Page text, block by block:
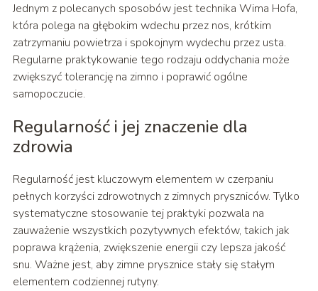
Jednym z polecanych sposobów jest technika Wima Hofa,
która polega na głębokim wdechu przez nos, krótkim
zatrzymaniu powietrza i spokojnym wydechu przez usta.
Regularne praktykowanie tego rodzaju oddychania może
zwiększyć tolerancję na zimno i poprawić ogólne
samopoczucie.
Regularność i jej znaczenie dla
zdrowia
Regularność jest kluczowym elementem w czerpaniu
pełnych korzyści zdrowotnych z zimnych pryszniców. Tylko
systematyczne stosowanie tej praktyki pozwala na
zauważenie wszystkich pozytywnych efektów, takich jak
poprawa krążenia, zwiększenie energii czy lepsza jakość
snu. Ważne jest, aby zimne prysznice stały się stałym
elementem codziennej rutyny.